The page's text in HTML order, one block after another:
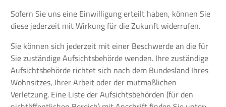
Sofern Sie uns eine Einwilligung erteilt haben, können Sie
diese jederzeit mit Wirkung für die Zukunft widerrufen.
Sie können sich jederzeit mit einer Beschwerde an die für
Sie zuständige Aufsichtsbehörde wenden. Ihre zuständige
Aufsichtsbehörde richtet sich nach dem Bundesland Ihres
Wohnsitzes, Ihrer Arbeit oder der mutmaßlichen
Verletzung. Eine Liste der Aufsichtsbehörden (für den